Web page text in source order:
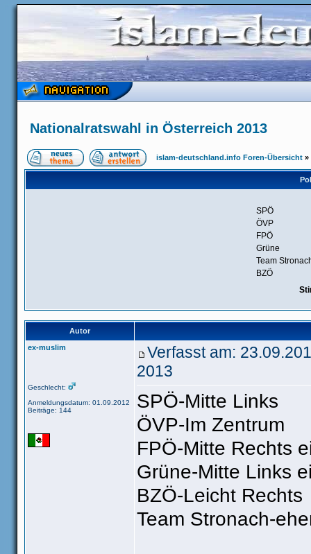
Nationalratswahl in Österreich 2013
islam-deutschland.info Foren-Übersicht »
SPÖ
ÖVP
FPÖ
Grüne
Team
BZÖ
Autor
ex-muslim
Geschlecht:
Anmeldungsdatum: 01.09.2012
Beiträge: 144
Verfasst am:
2013
SPÖ-Mitte Links
ÖVP-Im Zentrum
FPÖ-Mitte Rechts
Grüne-Mitte Links
BZÖ-Leicht Rechts
Team Stronach-